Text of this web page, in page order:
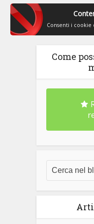
Consenti i
Come